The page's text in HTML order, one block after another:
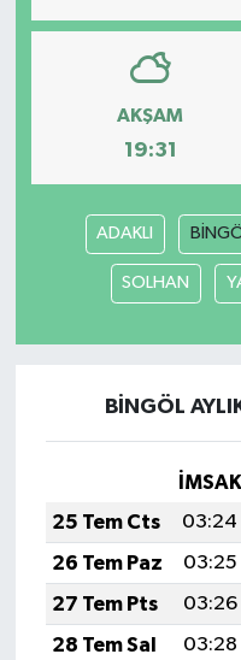
AKŞAM
19:31
ADAKLI
SOLHAN
BİNGÖL
İMSAK
25 Tem Cts
03:24
26 Tem Paz
03:25
27 Tem Pts
03:26
28 Tem Sal
03:28